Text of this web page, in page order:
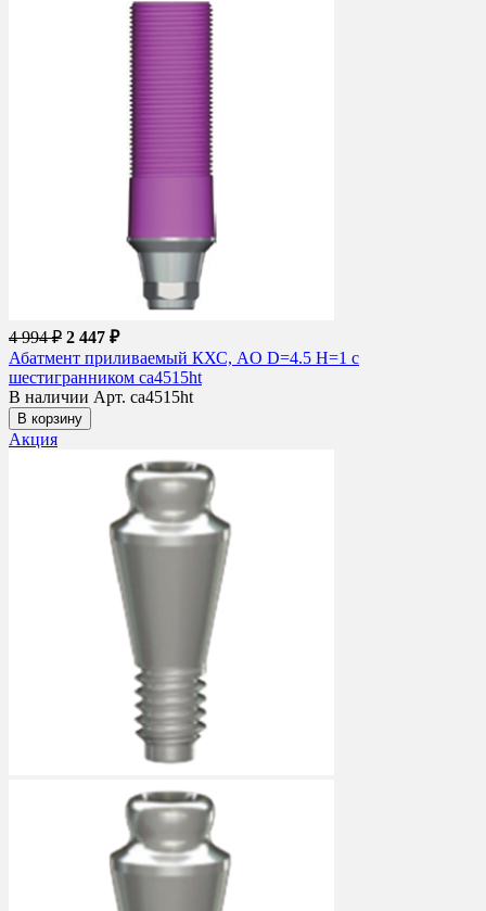
4 994 ₽ 2 447 ₽
Абатмент приливаемый КХС, AO D=4.5 H=1 с
шестигранником ca4515ht
В наличии Арт. ca4515ht
В корзину
Акция